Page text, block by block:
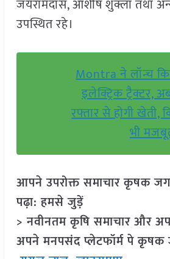
जयरामदास, आशीष शुक्ला तथा
उपस्थित रहे।
Montra ने लॉन्च
इलेक्ट्रिक ट्रैक्टर,
रफ्तार से होगी खेती,
भी
आपने उपरोक्त समाचार कृषक
पढ़ा: हमसे जुड़ें
> नवीनतम कृषि समाचार और
अपने मनपसंद प्लेटफॉर्म पे